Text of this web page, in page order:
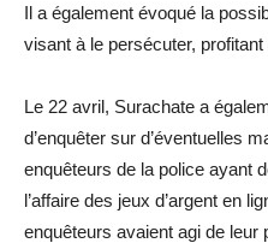
Il a également évoqué la
visant à le persécuter,
Le 22 avril, Surachate a
d’enquêter sur d’éventuelles
enquêteurs de la police ayant
l’affaire des jeux d’argent en
enquêteurs avaient agi de leur